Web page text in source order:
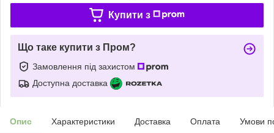
Купити з
Що таке купити з Пром?
Замовлення під захистом
Доступна доставка
Опис Характеристики Доставка Оплата Умови